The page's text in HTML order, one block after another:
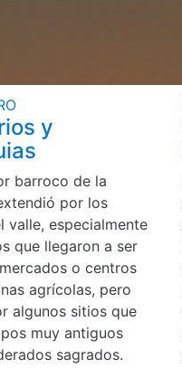
y
barroco de la
por los
valle, especialmente
que llegaron a ser
o centros
agrícolas, pero
algunos sitios que
muy antiguos
sagrados.